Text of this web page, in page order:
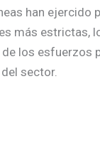
han ejercido
más estrictas,
los esfuerzos
sector.